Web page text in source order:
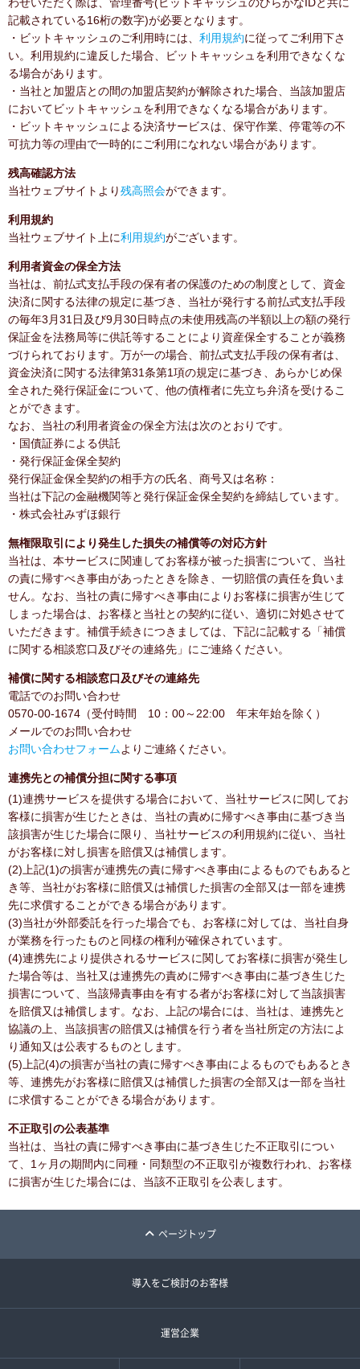
記載されている16桁の数字)が必要となります。
・ビットキャッシュのご利用時には、 利用規約に従ってご利用下さ
い。利用規約に違反した場合、ビットキャッシュを利用できなくな
る場合があります。
・当社と加盟店との間の加盟店契約が解除された場合、当該加盟店
においてビットキャッシュを利用できなくなる場合があります。
・ビットキャッシュによる決済サービスは、保守作業、停電等の不
可抗力等の理由で一時的にご利用になれない場合があります。
残高確認方法
当社ウェブサイトより残高照会ができます。
利用規約
当社ウェブサイト上に利用規約がございます。
利用者資金の保全方法
当社は、前払式支払手段の保有者の保護のための制度として、資金
決済に関する法律の規定に基づき、当社が発行する前払式支払手段
の毎年3月31日及び9月30日時点の未使用残高の半額以上の額の発行
保証金を法務局等に供託等することにより資産保全することが義務
づけられております。万が一の場合、前払式支払手段の保有者は、
資金決済に関する法律第31条第1項の規定に基づき、あらかじめ保
全された発行保証金について、他の債権者に先立ち弁済を受けるこ
とができます。
なお、当社の利用者資金の保全方法は次のとおりです。
・国債証券による供託
・発行保証金保全契約
発行保証金保全契約の相手方の氏名、商号又は名称：
当社は下記の金融機関等と発行保証金保全契約を締結しています。
・株式会社みずほ銀行
無権限取引により発生した損失の補償等の対応方針
当社は、本サービスに関連してお客様が被った損害について、当社
の責に帰すべき事由があったときを除き、一切賠償の責任を負いま
せん。なお、当社の責に帰すべき事由によりお客様に損害が生じて
しまった場合は、お客様と当社との契約に従い、適切に対処させて
いただきます。補償手続きにつきましては、下記に記載する「補償
に関する相談窓口及びその連絡先」にご連絡ください。
補償に関する相談窓口及びその連絡先
電話でのお問い合わせ
0570-00-1674（受付時間 10：00～22:00 年末年始を除く）
メールでのお問い合わせ
お問い合わせフォームよりご連絡ください。
連携先との補償分担に関する事項
(1)連携サービスを提供する場合において、当社サービスに関してお
客様に損害が生じたときは、当社の責めに帰すべき事由に基づき当
該損害が生じた場合に限り、当社サービスの利用規約に従い、当社
がお客様に対し損害を賠償又は補償します。
(2)上記(1)の損害が連携先の責に帰すべき事由によるものでもあると
き等、当社がお客様に賠償又は補償した損害の全部又は一部を連携
先に求償することができる場合があります。
(3)当社が外部委託を行った場合でも、お客様に対しては、当社自身
が業務を行ったものと同様の権利が確保されています。
(4)連携先により提供されるサービスに関してお客様に損害が発生し
た場合等は、当社又は連携先の責めに帰すべき事由に基づき生じた
損害について、当該帰責事由を有する者がお客様に対して当該損害
を賠償又は補償します。なお、上記の場合には、当社は、連携先と
協議の上、当該損害の賠償又は補償を行う者を当社所定の方法によ
り通知又は公表するものとします。
(5)上記(4)の損害が当社の責に帰すべき事由によるものでもあるとき
等、連携先がお客様に賠償又は補償した損害の全部又は一部を当社
に求償することができる場合があります。
不正取引の公表基準
当社は、当社の責に帰すべき事由に基づき生じた不正取引につい
て、1ヶ月の期間内に同種・同類型の不正取引が複数行われ、お客様
に損害が生じた場合には、当該不正取引を公表します。
ページトップ
導入をご検討のお客様
運営企業